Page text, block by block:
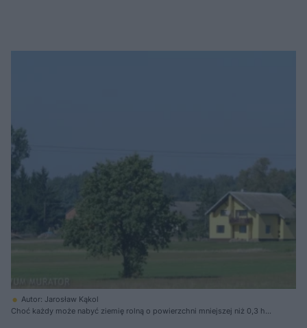
Autor: Jarosław Kąkol
Choć każdy może nabyć ziemię rolną o powierzchni mniejszej niż 0,3 ha,